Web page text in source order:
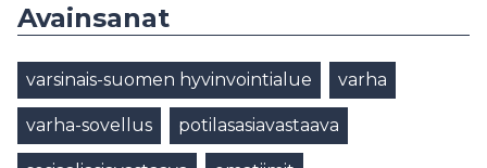
Avainsanat
varsinais-suomen hyvinvointialue varha
varha-sovellus potilasasiavastaava